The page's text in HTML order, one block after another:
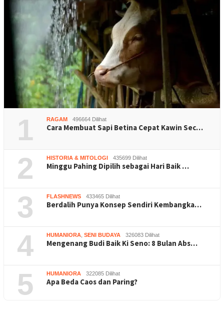
1 RAGAM 496664 Dilihat
Cara Membuat Sapi Betina Cepat Kawin Sec…
2 HISTORIA & MITOLOGI 435699 Dilihat
Minggu Pahing Dipilih sebagai Hari Baik …
3 FLASHNEWS 433465 Dilihat
Berdalih Punya Konsep Sendiri Kembangka…
4 HUMANIORA SENI BUDAYA 326083 Dilihat
Mengenang Budi Baik Ki Seno: 8 Bulan Abs…
5 HUMANIORA 322085 Dilihat
Apa Beda Caos dan Paring?